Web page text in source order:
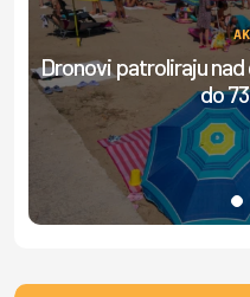
Dronovi patroliraju
do